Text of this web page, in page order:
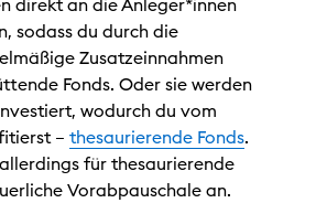
direkt an die Anleger*innen
sodass du durch die
Zusatzeinnahmen
Fonds. Oder sie werden
wodurch du vom
– thesaurierende Fonds.
für thesaurierende
Vorabpauschale an.